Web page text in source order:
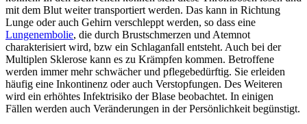
mit dem Blut weiter transportiert werden. Das kann in Richtung
Lunge oder auch Gehirn verschleppt werden, so dass eine
Lungenembolie, die durch Brustschmerzen und Atemnot
charakterisiert wird, bzw ein Schlaganfall entsteht. Auch bei der
Multiplen Sklerose kann es zu Krämpfen kommen. Betroffene
werden immer mehr schwächer und pflegebedürftig. Sie erleiden
häufig eine Inkontinenz oder auch Verstopfungen. Des Weiteren
wird ein erhöhtes Infektrisiko der Blase beobachtet. In einigen
Fällen werden auch Veränderungen in der Persönlichkeit begünstigt.